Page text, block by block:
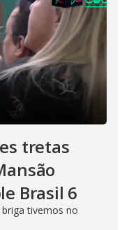
tretas
Brasil 6
tivemos no